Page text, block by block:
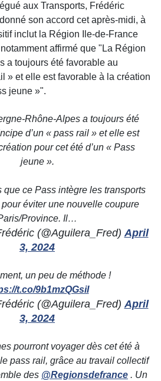
aux Transports, Frédéric
son accord cet après-midi, à
inclut la Région Ile-de-France
affirmé que "La Région
a toujours été favorable au
» et elle est favorable à la création
jeune »".
Rhône-Alpes a toujours été
d’un « pass rail » et elle est
pour cet été d’un « Pass
jeune ».
que ce Pass intègre les transports
pour éviter une nouvelle coupure
Province. Il…
(@Aguilera_Fred)April
3, 2024
un peu de méthode !
t.co/9b1mzQGsiI
(@Aguilera_Fred)April
3, 2024
pourront voyager dès cet été à
pass rail, grâce au travail collectif
des @Regionsdefrance . Un